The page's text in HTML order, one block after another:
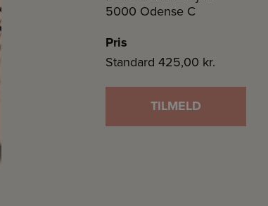
5000 Odense C
Pris
Standard 425,00 kr.
TILMELD